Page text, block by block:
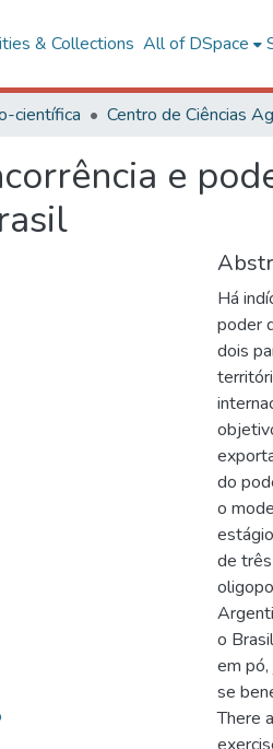
& Collections All of DSpace
científica Centro de Ciências
e
Há
poder
dois
do
o
de
o
em
se
There